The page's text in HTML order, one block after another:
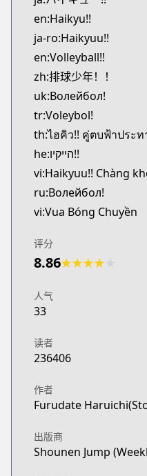
https://kitsu.app/
CDJapan
CDJapan
https://
MangaUpdates
MangaUpdates
https://
Book☆Walker
Book☆Walker
https://
Official English
Official English
https://
Mangas.io
https://
Viz
https://
Official Site
https://
Shonen Jump
https://
Official Site
https://
en:Haikyu!!
ja-ro:Haikyuu!!
en:Volleyball!!
zh:排球少年！！
uk:Волейбол!
tr:Voleybol!
th:ไฮคิว!! คู่ตบฟ้าประ
he:הייקיו!!
vi:Haikyuu!! Chàng
ru:Волейбол!
vi:Vua Bóng Chuyền
评分
8.86★★★★
人气
33
读者
236406
作者
Furudate
出版商
Shounen Jump